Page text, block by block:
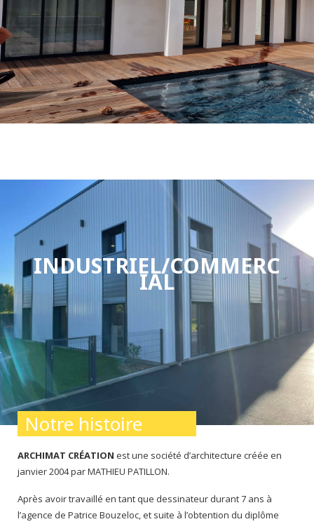
INDUSTRIEL/COMMERC
IAL
Notre histoire
ARCHIMAT CRÉATION est une société d’architecture créée en
janvier 2004 par MATHIEU PATILLON.
Après avoir travaillé en tant que dessinateur durant 7 ans à
l’agence de Patrice Bouzeloc, et suite à l’obtention du diplôme